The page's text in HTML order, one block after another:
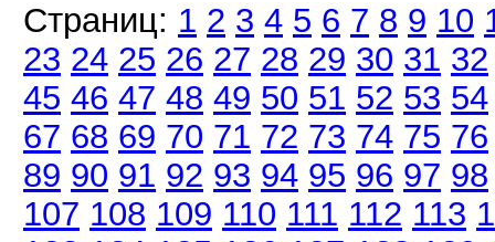
Страниц: 1 2 3 4 5 6 7 8 9 10
23 24 25 26 27 28 29 30 31 32
45 46 47 48 49 50 51 52 53 54
67 68 69 70 71 72 73 74 75 76
89 90 91 92 93 94 95 96 97 98
107 108 109 110 111 112 113